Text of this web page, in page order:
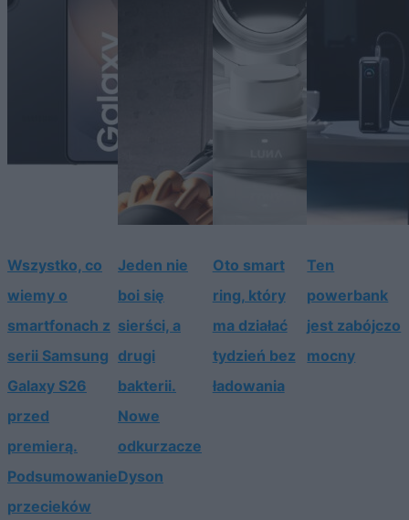
Wszystko, co
wiemy o
smartfonach z
serii Samsung
Galaxy S26
przed
premierą.
Podsumowanie
przecieków
Jeden nie
boi się
sierści, a
drugi
bakterii.
Nowe
odkurzacze
Dyson
Oto smart
ring, który
ma działać
tydzień bez
ładowania
Ten
powerbank
jest zabójczo
mocny